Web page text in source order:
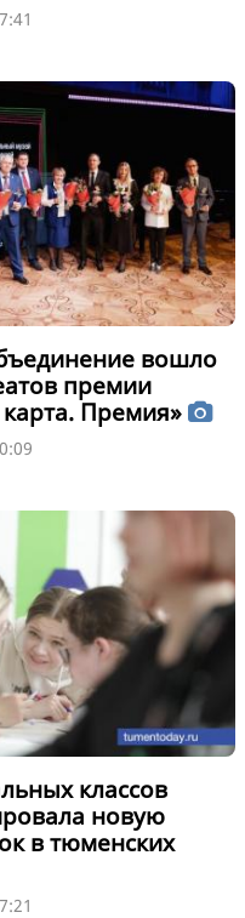
вошло
премии
Премия»
классов
новую
в тюменских